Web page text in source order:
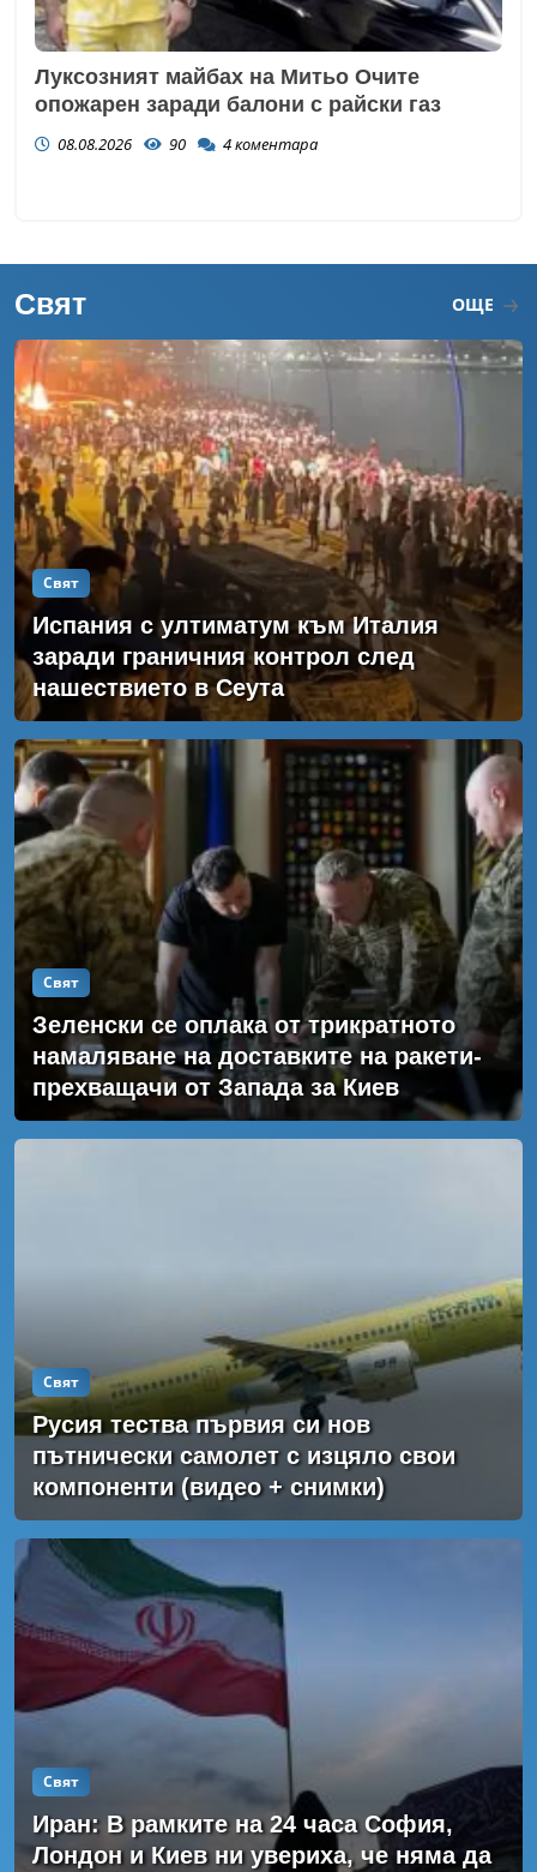
Луксозният майбах на Митьо Очите
опожарен заради балони с райски газ
08.08.2026 90 4коментара
Свят ОЩЕ
Свят
Испания с ултиматум към Италия
заради граничния контрол след
нашествието в Сеута
Свят
Зеленски се оплака от трикратното
намаляване на доставките на ракети-
прехващачи от Запада за Киев
Свят
Русия тества първия си нов
пътнически самолет с изцяло свои
компоненти (видео + снимки)
Свят
Иран: В рамките на 24 часа София,
Лондон и Киев ни увериха, че няма да